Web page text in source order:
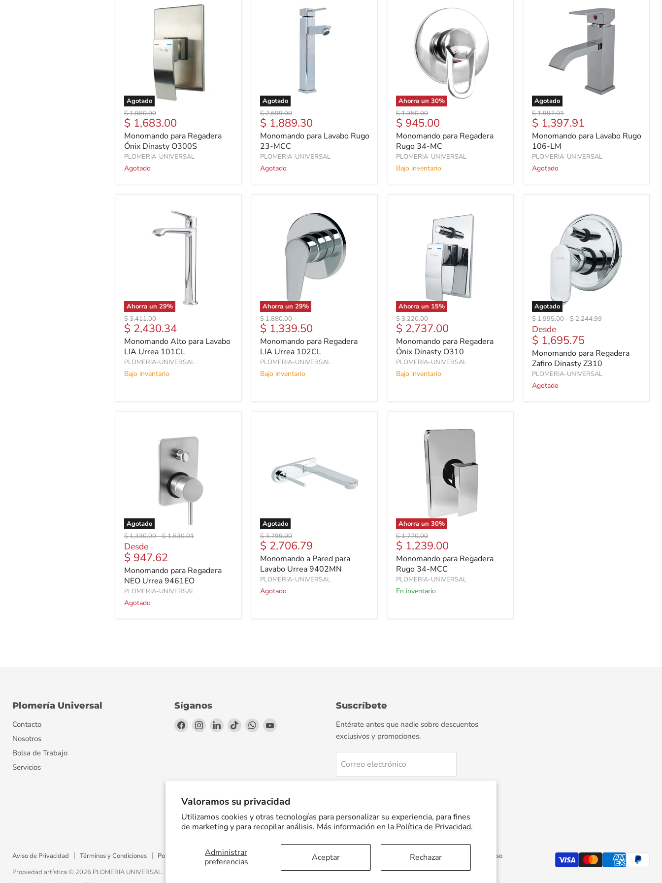
Valoramos su privacidad
Utilizamos cookies y otras tecnologías para personalizar su experiencia, para fines
de marketing y para recopilar análisis. Más información en la Política de Privacidad.
Administrar
preferencias
Aceptar Rechazar
Agotado
Precio
original
$ 1,980.00
Precio
actual
$ 1,683.00
Monomando para Regadera
Ónix Dinasty O300S
PLOMERIA-UNIVERSAL
Agotado
Agotado
Precio
original
$ 2,699.00
Precio
actual
$ 1,889.30
Monomando para Lavabo Rugo
23-MCC
PLOMERIA-UNIVERSAL
Agotado
Ahorra un 30%
Precio
original
$ 1,350.00
Precio
actual
$ 945.00
Monomando para Regadera
Rugo 34-MC
PLOMERIA-UNIVERSAL
Bajo inventario
Agotado
Precio
original
$ 1,997.01
Precio
actual
$ 1,397.91
Monomando para Lavabo Rugo
106-LM
PLOMERIA-UNIVERSAL
Agotado
Ahorra un 29%
Precio
original
$ 3,411.00
Precio
actual
$ 2,430.34
Monomando Alto para Lavabo
LIA Urrea 101CL
PLOMERIA-UNIVERSAL
Bajo inventario
Ahorra un 29%
Precio
original
$ 1,880.00
Precio
actual
$ 1,339.50
Monomando para Regadera
LIA Urrea 102CL
PLOMERIA-UNIVERSAL
Bajo inventario
Ahorra un 15%
Precio
original
$ 3,220.00
Precio
actual
$ 2,737.00
Monomando para Regadera
Ónix Dinasty O310
PLOMERIA-UNIVERSAL
Bajo inventario
Agotado
Precio
original
$ 1,995.00-Precio
$ 2,244.99
Desde
$ 1,695.75
Monomando para Regadera
Zafiro Dinasty Z310
PLOMERIA-UNIVERSAL
Agotado
Agotado
Precio
original
$ 1,330.00-Precio
$ 1,530.01
Desde
$ 947.62
Monomando para Regadera
NEO Urrea 9461EO
PLOMERIA-UNIVERSAL
Agotado
Agotado
Precio
original
$ 3,799.00
Precio
actual
$ 2,706.79
Monomando a Pared para
Lavabo Urrea 9402MN
PLOMERIA-UNIVERSAL
Agotado
Ahorra un 30%
Precio
original
$ 1,770.00
Precio
actual
$ 1,239.00
Monomando para Regadera
Rugo 34-MCC
PLOMERIA-UNIVERSAL
En inventario
Plomería Universal
Contacto
Nosotros
Bolsa de Trabajo
Servicios
Síganos
Encuéntrenos
Encuéntrenos
Encuéntrenos
Encuéntrenos
Encuéntrenos
Encuéntrenos
Suscríbete
Entérate antes que nadie sobre descuentos
exclusivos y promociones.
Correo electrónico
Aviso de Privacidad Términos y Condiciones Política de Envíos Facturación Electrónica Preguntas Frecuentes Términos del servicio
Política de reembolso
Propiedad artística © 2026 PLOMERIA UNIVERSAL.